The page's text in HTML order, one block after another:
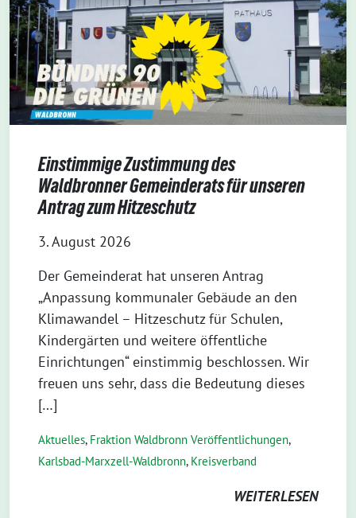
Einstimmige Zustimmung des
Waldbronner Gemeinderats für unseren
Antrag zum Hitzeschutz
3. August 2026
Der Gemeinderat hat unseren Antrag
„Anpassung kommunaler Gebäude an den
Klimawandel – Hitzeschutz für Schulen,
Kindergärten und weitere öffentliche
Einrichtungen“ einstimmig beschlossen. Wir
freuen uns sehr, dass die Bedeutung dieses
[…]
Aktuelles, Fraktion Waldbronn Veröffentlichungen,
Karlsbad-Marxzell-Waldbronn, Kreisverband
WEITERLESEN